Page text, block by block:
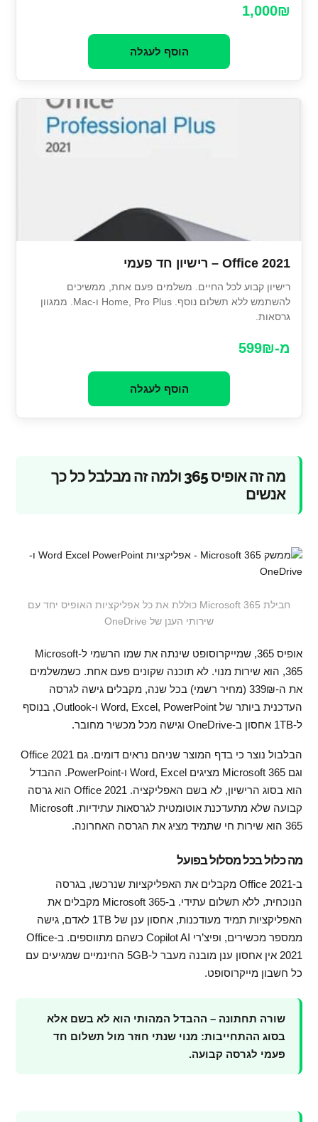
1,000₪
הוסף לעגלה
Office 2021 – רישיון חד פעמי
רישיון קבוע לכל החיים. משלמים פעם אחת, ממשיכים
להשתמש ללא תשלום נוסף. Home, Pro Plus ו-Mac. ממגוון
גרסאות.
מ-599₪
הוסף לעגלה
מה זה אופיס 365 ולמה זה מבלבל כל כך
אנשים
חבילת Microsoft 365 כוללת את כל אפליקציות האופיס יחד עם
שירותי הענן של OneDrive
אופיס 365, שמייקרוסופט שינתה את שמו הרשמי ל-Microsoft
365, הוא שירות מנוי. לא תוכנה שקונים פעם אחת. כשמשלמים
את ה-339₪ (מחיר רשמי) בכל שנה, מקבלים גישה לגרסה
העדכנית ביותר של Word, Excel, PowerPoint ו-Outlook, בנוסף
ל-1TB אחסון ב-OneDrive וגישה מכל מכשיר מחובר.
הבלבול נוצר כי בדף המוצר שניהם נראים דומים. גם Office 2021
וגם Microsoft 365 מציגים Word, Excel ו-PowerPoint. ההבדל
הוא בסוג הרישיון, לא בשם האפליקציה. Office 2021 הוא גרסה
קבועה שלא מתעדכנת אוטומטית לגרסאות עתידיות. Microsoft
365 הוא שירות חי שתמיד מציג את הגרסה האחרונה.
מה כלול בכל מסלול בפועל
ב-Office 2021 מקבלים את האפליקציות שנרכשו, בגרסה
הנוכחית, ללא תשלום עתידי. ב-Microsoft 365 מקבלים את
האפליקציות תמיד מעודכנות, אחסון ענן של 1TB לאדם, גישה
ממספר מכשירים, ופיצ’רי Copilot AI כשהם מתווספים. ב-Office
2021 אין אחסון ענן מובנה מעבר ל-5GB החינמיים שמגיעים עם
כל חשבון מייקרוסופט.
שורה תחתונה – ההבדל המהותי הוא לא בשם אלא
בסוג ההתחייבות: מנוי שנתי חוזר מול תשלום חד
פעמי לגרסה קבועה.